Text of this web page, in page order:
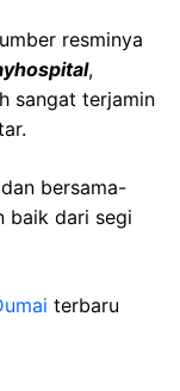
resminya
,
sangat terjamin
bersama-
baik dari segi
terbaru